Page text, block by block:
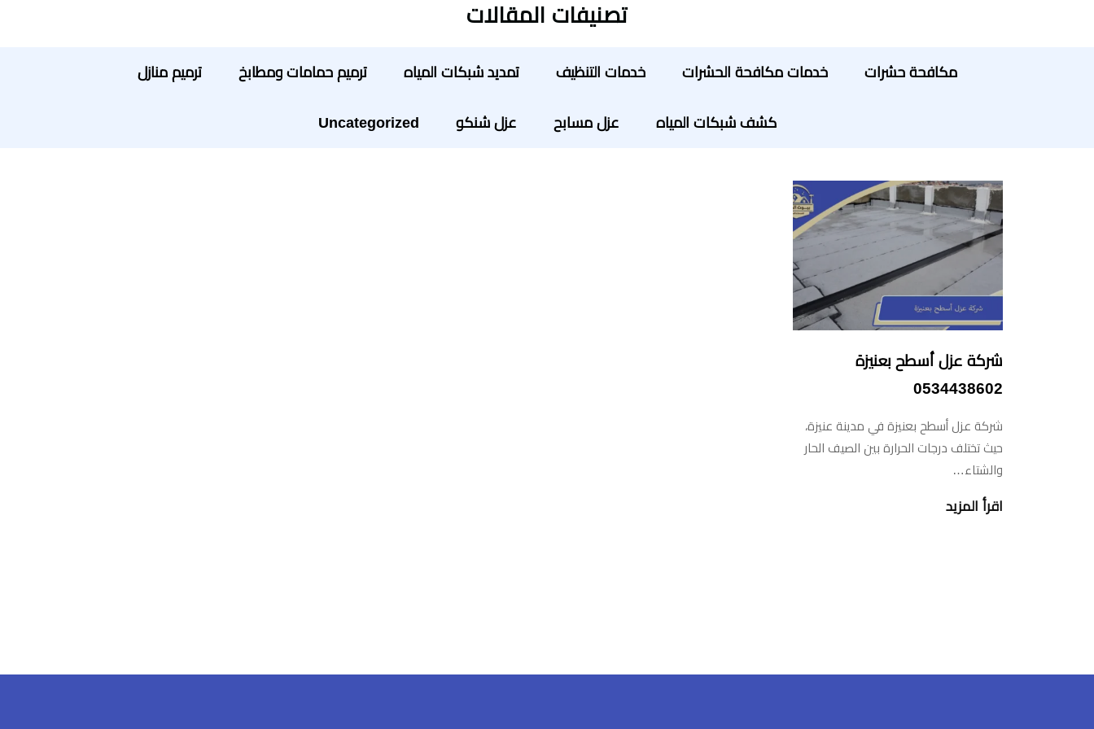
تصنيفات المقالات
مكافحة حشرات خدمات مكافحة الحشرات خدمات التنظيف تمديد شبكات المياه ترميم حمامات ومطابخ ترميم منازل
كشف شبكات المياه عزل مسابح عزل شنكو Uncategorized
شركة عزل أسطح بعنيزة
شركة عزل أسطح بعنيزة في مدينة عنيزة،
حيث تختلف درجات الحرارة بين الصيف الحار
والشتاء…
اقرأ المزيد